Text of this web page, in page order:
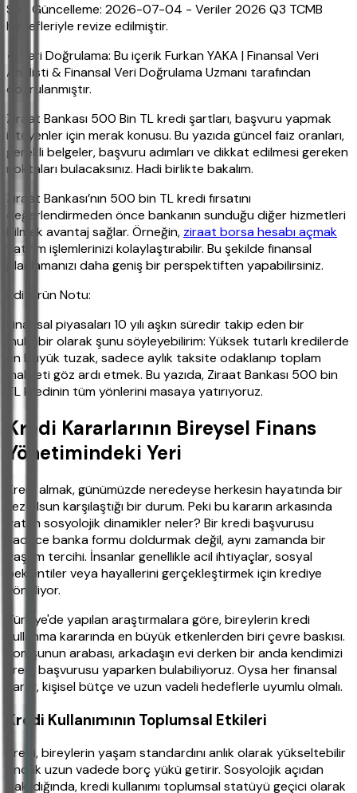
Son Güncelleme: 2026-07-04 - Veriler 2026 Q3 TCMB
hedefleriyle revize edilmiştir.
✔ Veri Doğrulama: Bu içerik Furkan YAKA | Finansal Veri
Analisti & Finansal Veri Doğrulama Uzmanı tarafından
doğrulanmıştır.
Ziraat Bankası 500 Bin TL kredi şartları, başvuru yapmak
isteyenler için merak konusu. Bu yazıda güncel faiz oranları,
gerekli belgeler, başvuru adımları ve dikkat edilmesi gereken
noktaları bulacaksınız. Hadi birlikte bakalım.
Ziraat Bankası’nın 500 bin TL kredi fırsatını
değerlendirmeden önce bankanın sunduğu diğer hizmetleri
bilmek avantaj sağlar. Örneğin, ziraat borsa hesabı açmak
yatırım işlemlerinizi kolaylaştırabilir. Bu şekilde finansal
planlamanızı daha geniş bir perspektiften yapabilirsiniz.
Editörün Notu:
Finansal piyasaları 10 yılı aşkın süredir takip eden bir
muhabir olarak şunu söyleyebilirim: Yüksek tutarlı kredilerde
en büyük tuzak, sadece aylık taksite odaklanıp toplam
maliyeti göz ardı etmek. Bu yazıda, Ziraat Bankası 500 bin
TL kredinin tüm yönlerini masaya yatırıyoruz.
Kredi Kararlarının Bireysel Finans
Yönetimindeki Yeri
Kredi almak, günümüzde neredeyse herkesin hayatında bir
kez olsun karşılaştığı bir durum. Peki bu kararın arkasında
yatan sosyolojik dinamikler neler? Bir kredi başvurusu
sadece banka formu doldurmak değil, aynı zamanda bir
yaşam tercihi. İnsanlar genellikle acil ihtiyaçlar, sosyal
beklentiler veya hayallerini gerçekleştirmek için krediye
yöneliyor.
Türkiye'de yapılan araştırmalara göre, bireylerin kredi
kullanma kararında en büyük etkenlerden biri çevre baskısı.
Komşunun arabası, arkadaşın evi derken bir anda kendimizi
kredi başvurusu yaparken bulabiliyoruz. Oysa her finansal
karar, kişisel bütçe ve uzun vadeli hedeflerle uyumlu olmalı.
Kredi Kullanımının Toplumsal Etkileri
Kredi, bireylerin yaşam standardını anlık olarak yükseltebilir
ancak uzun vadede borç yükü getirir. Sosyolojik açıdan
bakıldığında, kredi kullanımı toplumsal statüyü geçici olarak